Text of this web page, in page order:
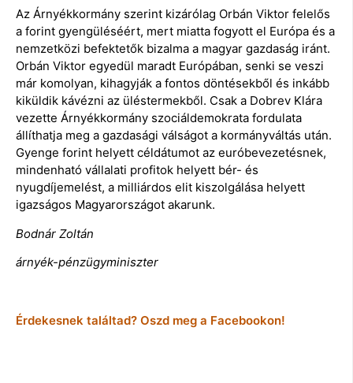
Az Árnyékkormány szerint kizárólag Orbán Viktor felelős
a forint gyengüléséért, mert miatta fogyott el Európa és a
nemzetközi befektetők bizalma a magyar gazdaság iránt.
Orbán Viktor egyedül maradt Európában, senki se veszi
már komolyan, kihagyják a fontos döntésekből és inkább
kiküldik kávézni az üléstermekből. Csak a Dobrev Klára
vezette Árnyékkormány szociáldemokrata fordulata
állíthatja meg a gazdasági válságot a kormányváltás után.
Gyenge forint helyett céldátumot az euróbevezetésnek,
mindenható vállalati profitok helyett bér- és
nyugdíjemelést, a milliárdos elit kiszolgálása helyett
igazságos Magyarországot akarunk.
Bodnár Zoltán
árnyék-pénzügyminiszter
Érdekesnek találtad? Oszd meg a Facebookon!